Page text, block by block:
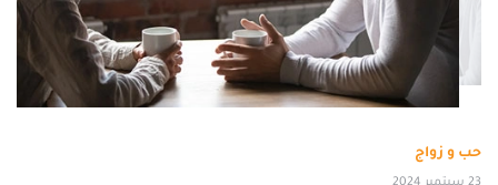
حب و زواج
23 سبتمبر 2024